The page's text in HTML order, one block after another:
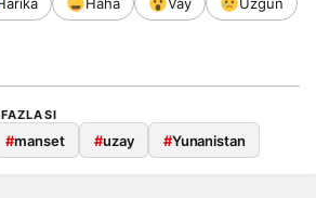
Haha Vay
Üzgün
#manset #uzay #Yunanistan